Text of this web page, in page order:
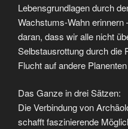
Lebensgrundlagen durch
Wachstums-Wahn
daran, dass wir alle nicht
Selbstausrottung durch die
Flucht auf andere
Das Ganze in drei Sätzen:
Die Verbindung von
schafft faszinierende